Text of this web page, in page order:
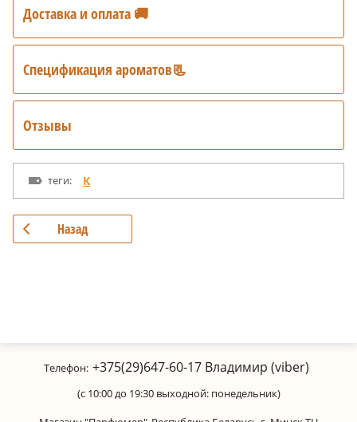
Доставка и оплата 🚚
Спецификация ароматов📃
Отзывы
теги: K
Назад
Телефон: +375(29)647-60-17 Владимир (viber)
(с 10:00 до 19:30 выходной: понедельник)